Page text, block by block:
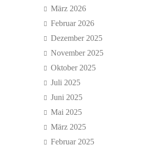
März 2026
Februar 2026
Dezember 2025
November 2025
Oktober 2025
Juli 2025
Juni 2025
Mai 2025
März 2025
Februar 2025